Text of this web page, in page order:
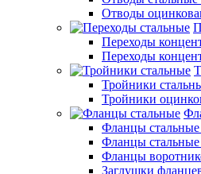
Отводы
Переходы
Переходы
Тройники
Тройники
Фланцы
Фланцы
Фланцы
Заглушки